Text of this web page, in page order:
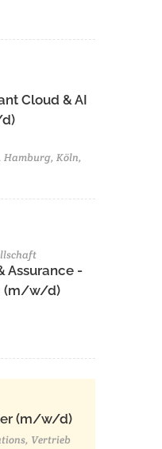
Cloud & AI
Köln,
Assurance -
(m/w/d)
(m/w/d)
Vertrieb